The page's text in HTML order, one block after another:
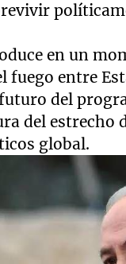
en un
fuego entre
del
del
global.